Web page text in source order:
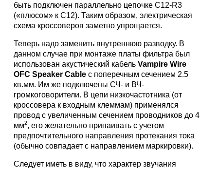
быть подключен параллельно цепочке C12-R3
(«плюсом» к С12). Таким образом, электрическая
схема кроссоверов заметно упрощается.
Теперь надо заменить внутреннюю разводку. В
данном случае при монтаже платы фильтра был
использован акустический кабель Vampire Wire
OFC Speaker Cable с поперечным сечением 2.5
кв.мм. Им же подключены СЧ- и ВЧ-
громкоговорители. В цепи низкочастотника (от
кроссовера к входным клеммам) применялся
провод с увеличенным сечением проводников до 4
мм2, его желательно припаивать с учетом
предпочтительного направления протекания тока
(обычно совпадает с направлением маркировки).
Следует иметь в виду, что характер звучания